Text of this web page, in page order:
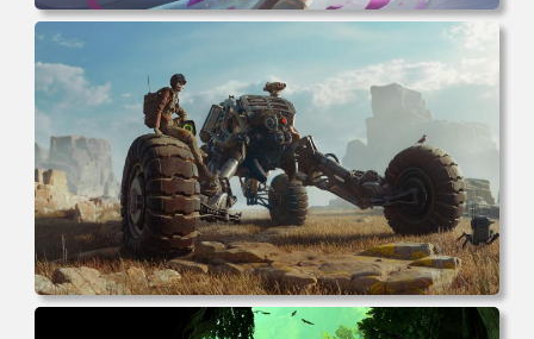
电脑壁纸 奇幻 女孩 电子游戏 角色 长发 粉色头发 英雄联盟
暴动游戏 电脑游戏 兽耳 员工 电脑桌面 高清壁纸 壁纸下载
壁纸大全
电脑壁纸 游戏 风景 未来主义 汽车 电脑桌面 高清壁纸 壁纸